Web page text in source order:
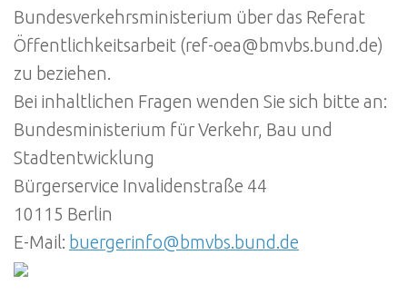
Bundesverkehrsministerium über das Referat
Öffentlichkeitsarbeit (ref-oea@bmvbs.bund.de)
zu beziehen.
Bei inhaltlichen Fragen wenden Sie sich bitte an:
Bundesministerium für Verkehr, Bau und
Stadtentwicklung
Bürgerservice Invalidenstraße 44
10115 Berlin
E-Mail: buergerinfo@bmvbs.bund.de